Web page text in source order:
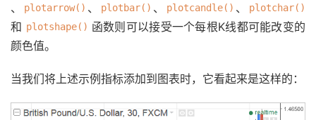
、 plotarrow() 、 plotbar() 、 plotcandle() 、 plotchar()
和 plotshape() 函数则可以接受一个每根K线都可能改变的
颜色值。
当我们将上述示例指标添加到图表时，它看起来是这样的：